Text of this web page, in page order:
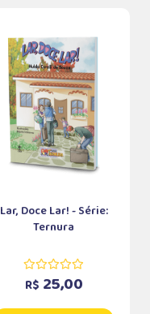
Lar, Doce Lar! - Série:
Ternura
R$ 25,00